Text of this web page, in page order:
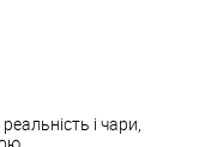
і чари,